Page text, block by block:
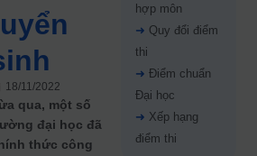
18/11/2022
qua, một số
đại học đã
thức công
hợp môn
➜ Quy đổi điểm
thi
➜ Điểm chuẩn
Đại học
➜ Xếp hạng
điểm thi